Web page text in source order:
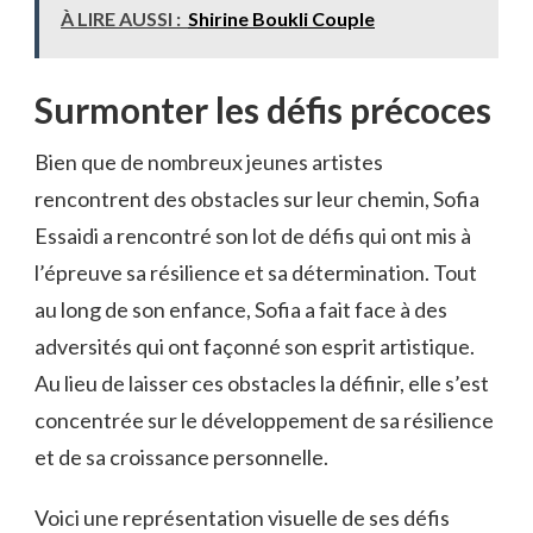
À LIRE AUSSI : Shirine Boukli Couple
Surmonter les défis précoces
Bien que de nombreux jeunes artistes
rencontrent des obstacles sur leur chemin, Sofia
Essaidi a rencontré son lot de défis qui ont mis à
l’épreuve sa résilience et sa détermination. Tout
au long de son enfance, Sofia a fait face à des
adversités qui ont façonné son esprit artistique.
Au lieu de laisser ces obstacles la définir, elle s’est
concentrée sur le développement de sa résilience
et de sa croissance personnelle.
Voici une représentation visuelle de ses défis